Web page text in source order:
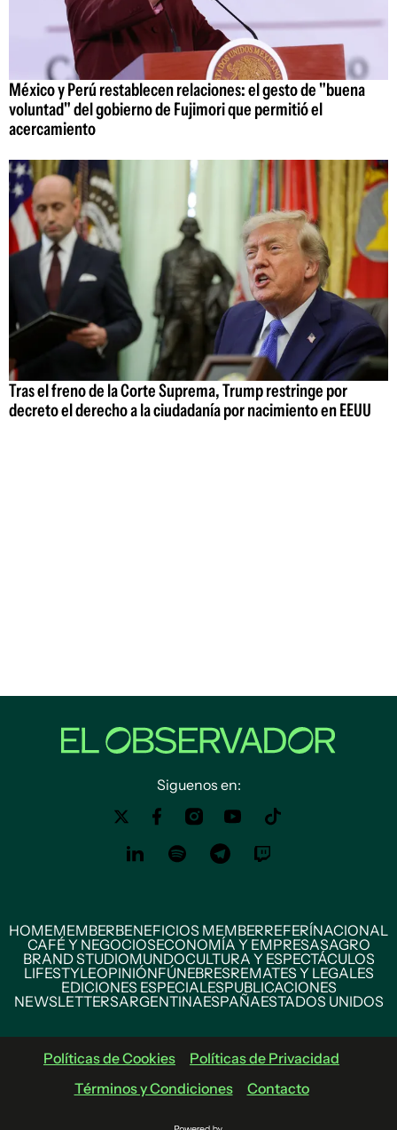
México y Perú restablecen relaciones: el gesto de "buena
voluntad" del gobierno de Fujimori que permitió el
acercamiento
Tras el freno de la Corte Suprema, Trump restringe por
decreto el derecho a la ciudadanía por nacimiento en EEUU
Siguenos en:
HOMEMEMBERBENEFICIOS MEMBERREFERÍNACIONAL
CAFÉ Y NEGOCIOSECONOMÍA Y EMPRESASAGRO
BRAND STUDIOMUNDOCULTURA Y ESPECTÁCULOS
LIFESTYLEOPINIÓNFÚNEBRESREMATES Y LEGALES
EDICIONES ESPECIALESPUBLICACIONES
NEWSLETTERSARGENTINAESPAÑAESTADOS UNIDOS
Políticas de Cookies
Políticas de Privacidad
Términos y Condiciones
Contacto